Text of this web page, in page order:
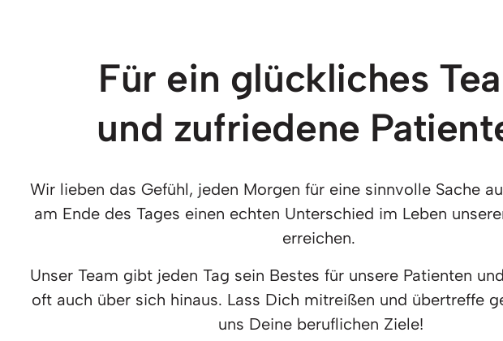
Für ein glückliches
und zufriedene
Wir lieben das Gefühl, jeden Morgen für eine sinnvolle Sache
am Ende des Tages einen echten Unterschied im Leben
erreichen.
Unser Team gibt jeden Tag sein Bestes für unsere Patienten
oft auch über sich hinaus. Lass Dich mitreißen und übertreffe
uns Deine beruflichen Ziele!